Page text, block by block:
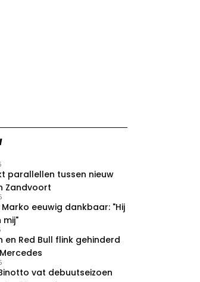
parallellen tussen nieuw
Zandvoort
Marko eeuwig dankbaar: "Hij
mij"
en Red Bull flink gehinderd
vat debuutseizoen